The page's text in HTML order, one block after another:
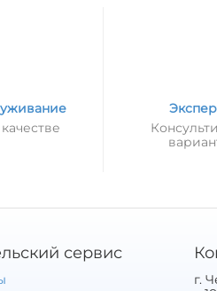
сервис
г.